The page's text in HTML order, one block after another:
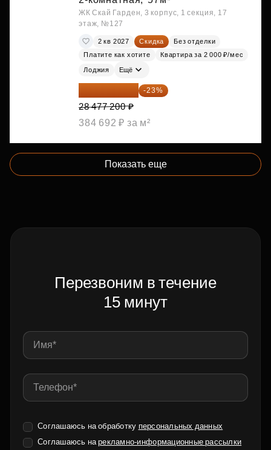
ЖК Скай Гарден, 3 корпус, 1 секция, 17
этаж, №127
2 кв 2027 Скидка
Без отделки
Платите как хотите
Квартира за 2 000 ₽/мес
Лоджия Ещё
21 927 444 ₽ -23%
28 477 200 ₽
384 692 ₽ за м²
Показать еще
Перезвоним в течение
15 минут
Соглашаюсь на обработку персональных данных
Соглашаюсь нарекламно-информационные рассылки